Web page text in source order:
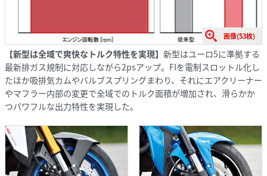
画像(53枚)
【新型は全域で爽快なトルク特性を実現】 新型はユーロ5に準拠する
最新排ガス規制に対応しながら2psアップ。FIを電制スロットル化し
たほか吸排気カムやバルブスプリングまわり、それにエアクリーナー
やマフラー内部の変更で全域でのトルク面積が増加され、滑らかか
つパワフルな出力特性を実現した。